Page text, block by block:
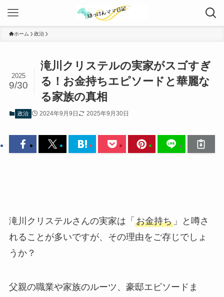
ホーム 政治
滝川クリステルの実家がスゴすぎ
る！お金持ちエピソードと華麗な
る家族の真相
2025
9/30
政治 2024年9月9日 2025年9月30日
滝川クリステルさんの実家は「 お金持ち」と噂さ
れることが多いですが、その理由をご存じでしょ
うか？
父親の職業や家族のルーツ、豪邸エピソードま